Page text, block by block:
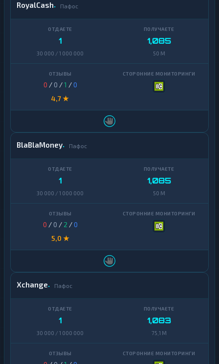
RoyalCash Пафос
1
30 000 / 1 000 000
1,085
50 M
0 / 0 /1 /0
4,7 ★
BlaBlaMoney Пафос
1
30 000 / 1 000 000
1,085
50 M
0 / 0 / 2 /0
5,0 ★
Xchange Пафос
1
30 000 / 1 000 000
1,083
75,1 M